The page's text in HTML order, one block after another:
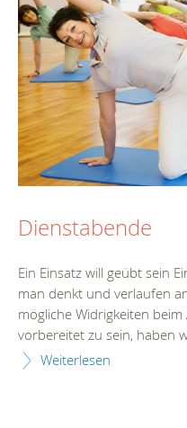
Dienstabende
Ein Einsatz will geübt sein
man denkt und verlaufen
mögliche Widrigkeiten
vorbereitet zu sein, haben
Weiterlesen